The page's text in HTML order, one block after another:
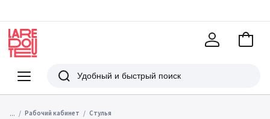
Меню
Redoute
Поиск
В
... Рабочий кабинет Стулья